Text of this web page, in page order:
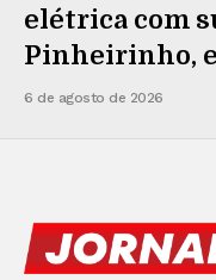
elétrica com
Pinheirinho,
6 de agosto de 2026